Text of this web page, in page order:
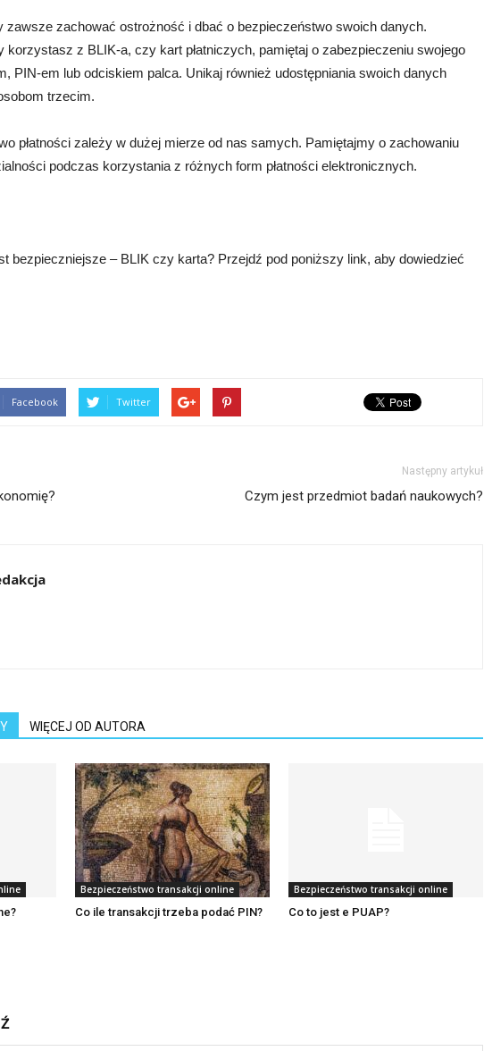
zawsze zachować ostrożność i dbać o bezpieczeństwo swoich danych.
korzystasz z BLIK-a, czy kart płatniczych, pamiętaj o zabezpieczeniu swojego
PIN-em lub odciskiem palca. Unikaj również udostępniania swoich danych
trzecim.
płatności zależy w dużej mierze od nas samych. Pamiętajmy o zachowaniu
podczas korzystania z różnych form płatności elektronicznych.
bezpieczniejsze – BLIK czy karta? Przejdź pod poniższy link, aby dowiedzieć
Facebook Twitter
Następny artykuł
Czym jest przedmiot badań naukowych?
WIĘCEJ OD AUTORA
Bezpieczeństwo transakcji online
Co ile transakcji trzeba podać PIN?
Bezpieczeństwo transakcji online
Co to jest e PUAP?